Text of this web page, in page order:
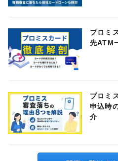
プロミ
先ATM
プロミ
申込時
介